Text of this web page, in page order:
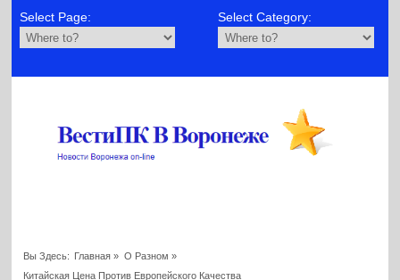
Select Page: Select Category:
Вы Здесь: Главная » О Разном »
Китайская Цена Против Европейского Качества